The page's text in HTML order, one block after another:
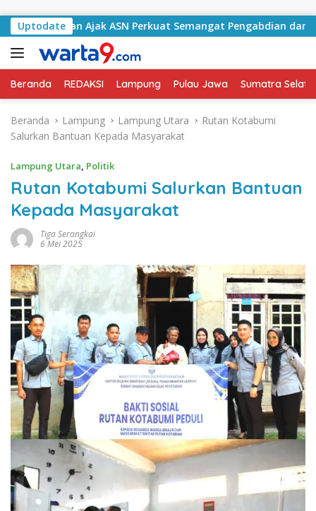
Uptodate
Ajak ASN Perkuat Semangat Pengabdian dan
Beranda REDAKSI Lampung Pulau Jawa Sumatra
Beranda Lampung Lampung Utara
Rutan Kotabumi
Salurkan Bantuan Kepada Masyarakat
Lampung Utara, Politik
Rutan Kotabumi Salurkan Bantuan
Kepada Masyarakat
Tiga Serangkai
6 Mei 2025